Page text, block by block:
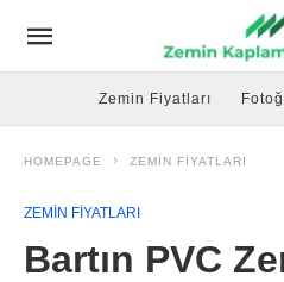
Zemin Fiyatları
HOMEPAGE ZEMIN FIYATLARI
ZEMIN FIYATLARI
Bartın PVC